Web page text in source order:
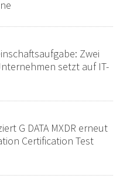
Zwei
setzt auf IT-
G DATA MXDR erneut
Certification Test